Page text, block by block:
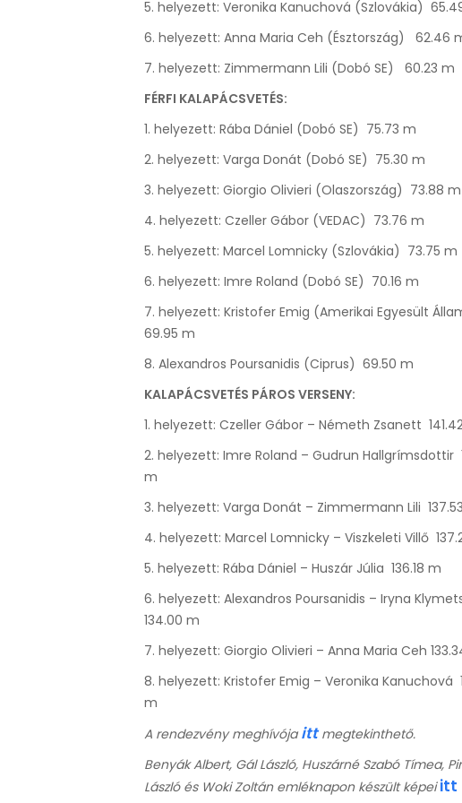
5. helyezett: Veronika Kanuchová (Szlovákia)
6. helyezett: Anna Maria Ceh (Észtország) 62.46
7. helyezett: Zimmermann Lili (Dobó SE) 60.23 m
FÉRFI KALAPÁCSVETÉS:
1. helyezett: Rába Dániel (Dobó SE) 75.73 m
2. helyezett: Varga Donát (Dobó SE) 75.30 m
3. helyezett: Giorgio Olivieri (Olaszország) 73.88 m
4. helyezett: Czeller Gábor (VEDAC) 73.76 m
5. helyezett: Marcel Lomnicky (Szlovákia) 73.75 m
6. helyezett: Imre Roland (Dobó SE) 70.16 m
7. helyezett: Kristofer Emig (Amerikai Egyesült
69.95 m
8. Alexandros Poursanidis (Ciprus) 69.50 m
KALAPÁCSVETÉS PÁROS VERSENY:
1. helyezett: Czeller Gábor – Németh Zsanett
2. helyezett: Imre Roland – Gudrun Hallgrímsdottir
m
3. helyezett: Varga Donát – Zimmermann Lili
4. helyezett: Marcel Lomnicky – Viszkeleti Villő
5. helyezett: Rába Dániel – Huszár Júlia 136.18 m
6. helyezett: Alexandros Poursanidis – Iryna
134.00 m
7. helyezett: Giorgio Olivieri – Anna Maria Ceh
8. helyezett: Kristofer Emig – Veronika Kanuchová
m
Arendezvény meghívója itt megtekinthető.
Benyák Albert, Gál László, Huszárné Szabó Tímea,
László és Woki Zoltán emléknapon készült képeiitt